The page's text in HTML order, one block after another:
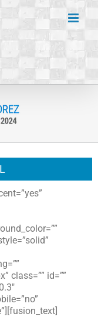
class=”” id=””